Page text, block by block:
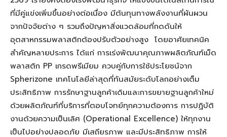
ที่มีคู่แข่งเพิ่มขึ้นอย่างต่อเนื่อง มีต้นทุนทางพลังงานที่ผันผวน
จากปัจจัยต่าง ๆ รวมถึงปัญหาสิ่งแวดล้อมที่กดดันให้
อุตสาหกรรมพลาสติกต้องปรับตัวอย่างสูง โดยอาศัยเทคนิค
สำคัญหลายประการ ได้แก่ การเร่งพัฒนาคุณภาพผลิตภัณฑ์เม็ด
พลาสติก PP เกรดพรีเมียม ควบคู่กับการใช้ประโยชน์จาก
Spherizone เทคโนโลยีล่าสุดที่ทันสมัยระดับโลกอย่างเต็ม
ประสิทธิภาพ การรักษาฐานลูกค้าเดิมและการขยายฐานลูกค้าใหม่
ด้วยผลิตภัณฑ์ที่บริการที่ตอบโจทย์ทุกความต้องการ การปฏิบัติ
งานด้วยความเป็นเลิศ (Operational Excellence) ให้ทุกงาน
เป็นไปอย่างปลอดภัย มีเสถียรภาพ และมีประสิทธิภาพ การให้